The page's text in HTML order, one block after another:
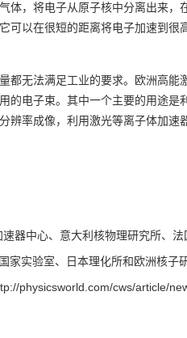
，将电子从原子核中分离出来
以在很短的距离将电子加速到很
无法满足工业的要求。欧洲高
电子束。其中一个主要的用途
途是高分辨率成像，利用激
器中心、意大利核物理研究所、
实验室、日本理化所和欧洲核子
physicsworld.com/cws/article/